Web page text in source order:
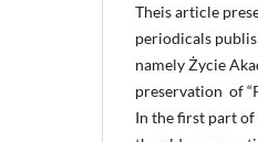
Theis article
periodicals
namely Życie
preservation of
In the first part of